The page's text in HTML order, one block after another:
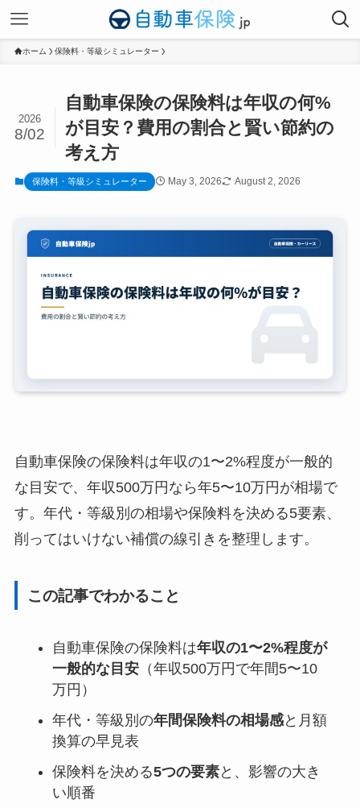
ホーム 保険料・等級シミュレーター
自動車保険の保険料は年収の何%
が目安？費用の割合と賢い節約の
考え方
2026
8/02
保険料・等級シミュレーター May 3, 2026 August 2, 2026
自動車保険の保険料は年収の1〜2%程度が一般的
な目安で、年収500万円なら年5〜10万円が相場で
す。年代・等級別の相場や保険料を決める5要素、
削ってはいけない補償の線引きを整理します。
この記事でわかること
自動車保険の保険料は年収の1〜2%程度が
一般的な目安（年収500万円で年間5〜10
万円）
年代・等級別の年間保険料の相場感と月額
換算の早見表
保険料を決める5つの要素と、影響の大き
い順番